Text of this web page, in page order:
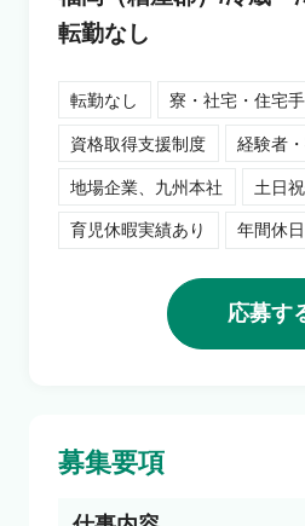
初めて
コンサ
よくあ
転勤なし
転勤なし 寮・社宅・住宅
資格取得支援制度 経験者
地場企業、九州本社 土日
育児休暇実績あり 年間休
応募す
募集要項